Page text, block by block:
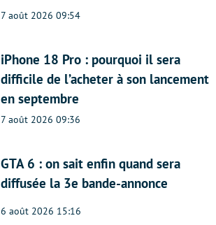
7 août 2026 09:54
iPhone 18 Pro : pourquoi il sera
difficile de l’acheter à son lancement
en septembre
7 août 2026 09:36
GTA 6 : on sait enfin quand sera
diffusée la 3e bande-annonce
6 août 2026 15:16